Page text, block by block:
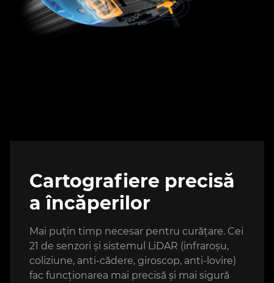
Cartografiere precisă
a încăperilor
Mai puțin timp necesar pentru curățare. Cei
21 de senzori și sistemul LiDAR (infraroșu,
coliziune, anti-cădere, giroscop, anti-lovire)
fac funcționarea mai precisă și mai sigură